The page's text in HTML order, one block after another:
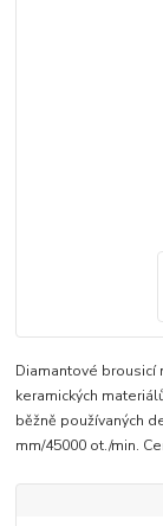
Diamantové brousicí
keramických
běžně používaných
mm/45000 ot./min.